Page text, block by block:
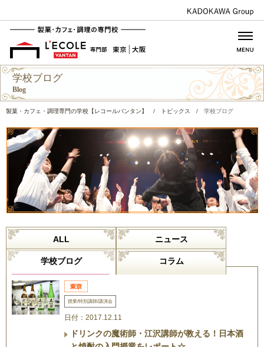
学校ブログ
Blog
製菓・カフェ・調理専門の学校【レコールバンタン】 / トピックス / 学校ブログ
ALL ニュース
学校ブログ コラム
授業/特別講師/講演会
日付：2017.12.11
ドリンクの魔術師・江沢講師が教える！日本酒